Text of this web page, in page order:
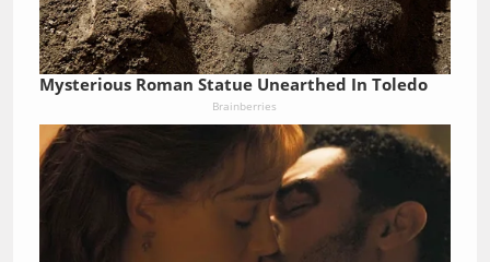
Mysterious Roman Statue Unearthed In Toledo
Brainberries